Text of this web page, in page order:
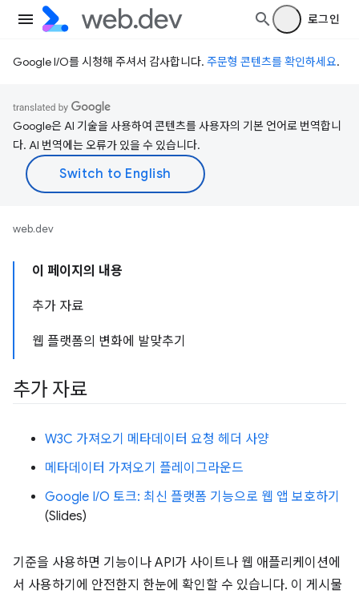
로그인
Google I/O를 시청해 주셔서 감사합니다. 주문형 콘텐츠를 확인하세요.
Google은 AI 기술을 사용하여 콘텐츠를 사용자의 기본 언어로 번역합니
다. AI 번역에는 오류가 있을 수 있습니다.
web.dev
이 페이지의 내용
추가 자료
웹 플랫폼의 변화에 발맞추기
추가 자료
W3C 가져오기 메타데이터 요청 헤더 사양
메타데이터 가져오기 플레이그라운드
Google I/O 토크: 최신 플랫폼 기능으로 웹 앱 보호하기
(Slides)
기준을 사용하면 기능이나 API가 사이트나 웹 애플리케이션에
서 사용하기에 안전한지 한눈에 확인할 수 있습니다. 이 게시물